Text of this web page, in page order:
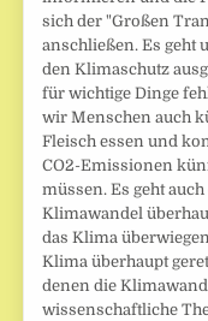
sich der "Großen
anschließen. Es geht
den Klimaschutz
für wichtige Dinge
wir Menschen auch
Fleisch essen und
CO2-Emissionen
müssen. Es geht
Klimawandel
das Klima
Klima überhaupt
denen die
wissenschaftliche